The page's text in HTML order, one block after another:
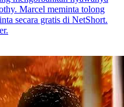
Marcel meminta tolong
secara gratis di NetShort.